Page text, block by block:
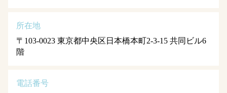
所在地
〒103-0023 東京都中央区日本橋本町2-3-15 共同ビル6
階
電話番号